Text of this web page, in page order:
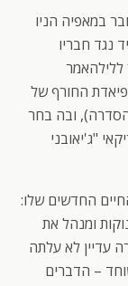
במאפיה הניו
נגד חבריו
החורף של
שם הסדרה), ובה בחר
"ג'יאובני
החדשים שלו:
ומנהל את
עדיין לא עלתה
– הדברים